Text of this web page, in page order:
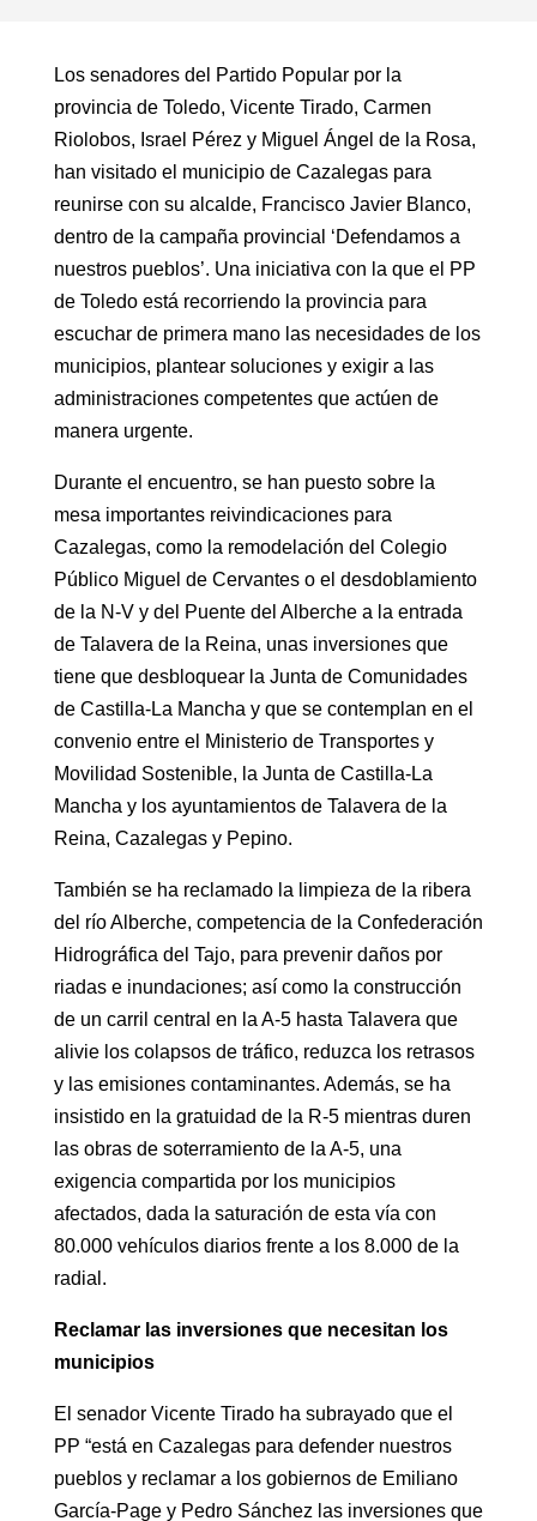
Los senadores del Partido Popular por la
provincia de Toledo, Vicente Tirado, Carmen
Riolobos, Israel Pérez y Miguel Ángel de la Rosa,
han visitado el municipio de Cazalegas para
reunirse con su alcalde, Francisco Javier Blanco,
dentro de la campaña provincial ‘Defendamos a
nuestros pueblos’. Una iniciativa con la que el PP
de Toledo está recorriendo la provincia para
escuchar de primera mano las necesidades de los
municipios, plantear soluciones y exigir a las
administraciones competentes que actúen de
manera urgente.
Durante el encuentro, se han puesto sobre la
mesa importantes reivindicaciones para
Cazalegas, como la remodelación del Colegio
Público Miguel de Cervantes o el desdoblamiento
de la N-V y del Puente del Alberche a la entrada
de Talavera de la Reina, unas inversiones que
tiene que desbloquear la Junta de Comunidades
de Castilla-La Mancha y que se contemplan en el
convenio entre el Ministerio de Transportes y
Movilidad Sostenible, la Junta de Castilla-La
Mancha y los ayuntamientos de Talavera de la
Reina, Cazalegas y Pepino.
También se ha reclamado la limpieza de la ribera
del río Alberche, competencia de la Confederación
Hidrográfica del Tajo, para prevenir daños por
riadas e inundaciones; así como la construcción
de un carril central en la A-5 hasta Talavera que
alivie los colapsos de tráfico, reduzca los retrasos
y las emisiones contaminantes. Además, se ha
insistido en la gratuidad de la R-5 mientras duren
las obras de soterramiento de la A-5, una
exigencia compartida por los municipios
afectados, dada la saturación de esta vía con
80.000 vehículos diarios frente a los 8.000 de la
radial.
Reclamar las inversiones que necesitan los
municipios
El senador Vicente Tirado ha subrayado que el
PP “está en Cazalegas para defender nuestros
pueblos y reclamar a los gobiernos de Emiliano
García-Page y Pedro Sánchez las inversiones que